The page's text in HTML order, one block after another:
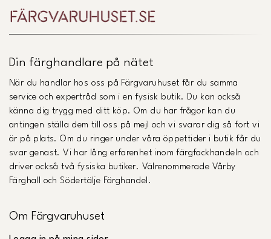
Din färghandlare på nätet
När du handlar hos oss på Färgvaruhuset får du samma
service och expertråd som i en fysisk butik. Du kan också
känna dig trygg med ditt köp. Om du har frågor kan du
antingen ställa dem till oss på mejl och vi svarar dig så fort vi
är på plats. Om du ringer under våra öppettider i butik får du
svar genast. Vi har lång erfarenhet inom färgfackhandeln och
driver också två fysiska butiker. Välrenommerade Vårby
Färghall och Södertälje Färghandel.
Om Färgvaruhuset